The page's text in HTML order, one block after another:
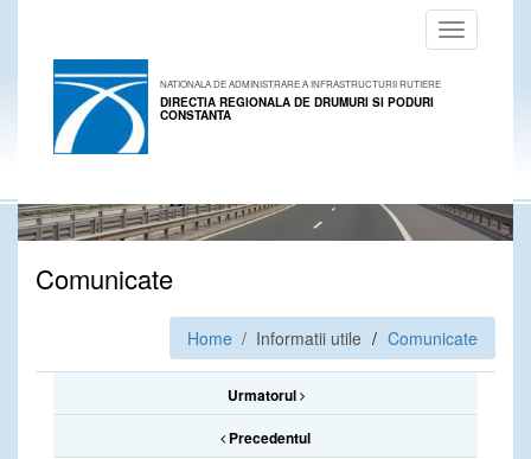
Toggle
navigation
NATIONALA DE ADMINISTRARE A INFRASTRUCTURII RUTIERE
DIRECTIA REGIONALA DE DRUMURI SI PODURI
CONSTANTA
Comunicate
Home / Informatii utile Comunicate
Urmatorul
Precedentul